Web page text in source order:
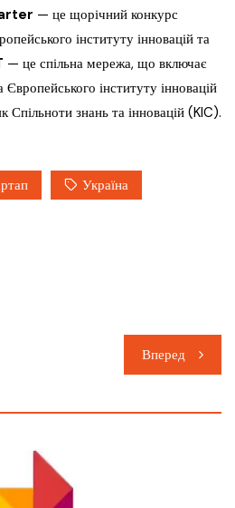
— це щорічний конкурс
інституту інновацій та
— це спільна мережа, що включає
Європейського інституту інновацій
Спільноти знань та інновацій (KIC).​
Україна
Вперед